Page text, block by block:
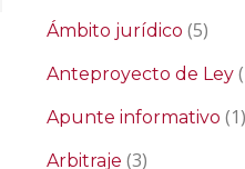
Ámbito jurídico (5)
Anteproyecto de Ley
Apunte informativo (1)
Arbitraje (3)